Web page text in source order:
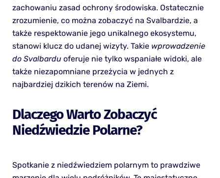
zachowaniu zasad ochrony środowiska. Ostatecznie
zrozumienie, co można zobaczyć na Svalbardzie, a
także respektowanie jego unikalnego ekosystemu,
stanowi klucz do udanej wizyty. Takie wprowadzenie
do Svalbardu oferuje nie tylko wspaniałe widoki, ale
także niezapomniane przeżycia w jednych z
najbardziej dzikich terenów na Ziemi.
Dlaczego Warto Zobaczyć
Niedźwiedzie Polarne?
Spotkanie z niedźwiedziem polarnym to prawdziwe